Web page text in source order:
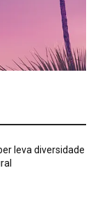
leva diversidade